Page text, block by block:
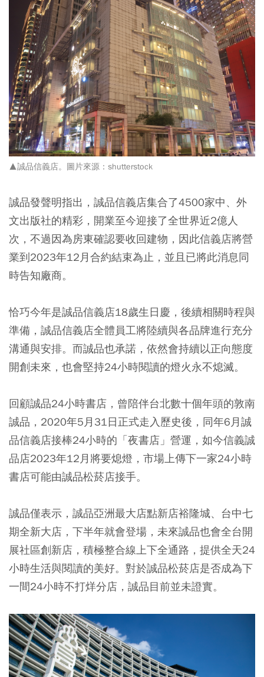
▲誠品信義店。圖片來源： shutterstock
誠品發聲明指出，誠品信義店集合了4500家中、外
文出版社的精彩，開業至今迎接了全世界近2億人
次，不過因為房東確認要收回建物，因此信義店將營
業到2023年12月合約結束為止，並且已將此消息同
時告知廠商。
恰巧今年是誠品信義店18歲生日慶，後續相關時程與
準備，誠品信義店全體員工將陸續與各品牌進行充分
溝通與安排。而誠品也承諾，依然會持續以正向態度
開創未來，也會堅持24小時閱讀的燈火永不熄滅。
回顧誠品24小時書店，曾陪伴台北數十個年頭的敦南
誠品，2020年5月31日正式走入歷史後，同年6月誠
品信義店接棒24小時的「夜書店」營運，如今信義誠
品店2023年12月將要熄燈，市場上傳下一家24小時
書店可能由誠品松菸店接手。
誠品僅表示，誠品亞洲最大店點新店裕隆城、台中七
期全新大店，下半年就會登場，未來誠品也會全台開
展社區創新店，積極整合線上下全通路，提供全天24
小時生活與閱讀的美好。對於誠品松菸店是否成為下
一間24小時不打烊分店，誠品目前並未證實。